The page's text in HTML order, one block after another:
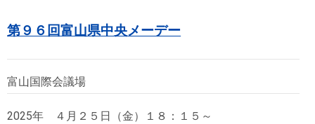
第９６回富山県中央メーデー
富山国際会議場
2025年 ４月２５日（金）１８：１５～